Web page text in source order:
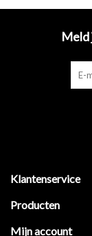
Meld
Klantenservice
Producten
Mijn account